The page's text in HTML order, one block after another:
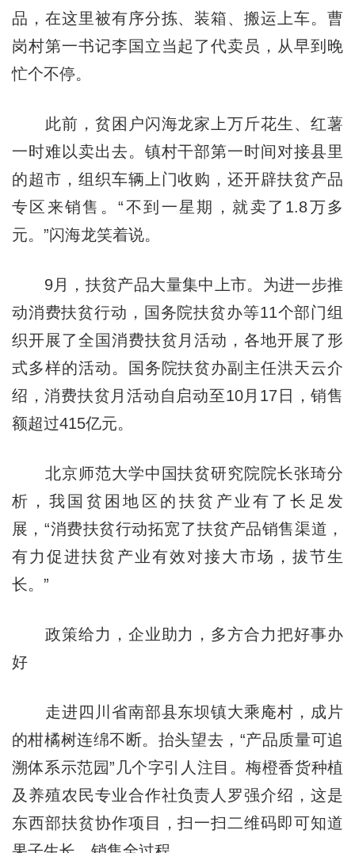
品，在这里被有序分拣、装箱、搬运上车。曹
岗村第一书记李国立当起了代卖员，从早到晚
忙个不停。
此前，贫困户闪海龙家上万斤花生、红薯
一时难以卖出去。镇村干部第一时间对接县里
的超市，组织车辆上门收购，还开辟扶贫产品
专区来销售。“不到一星期，就卖了1.8万多
元。”闪海龙笑着说。
9月，扶贫产品大量集中上市。为进一步推
动消费扶贫行动，国务院扶贫办等11个部门组
织开展了全国消费扶贫月活动，各地开展了形
式多样的活动。国务院扶贫办副主任洪天云介
绍，消费扶贫月活动自启动至10月17日，销售
额超过415亿元。
北京师范大学中国扶贫研究院院长张琦分
析，我国贫困地区的扶贫产业有了长足发
展，“消费扶贫行动拓宽了扶贫产品销售渠道，
有力促进扶贫产业有效对接大市场，拔节生
长。”
政策给力，企业助力，多方合力把好事办
好
走进四川省南部县东坝镇大乘庵村，成片
的柑橘树连绵不断。抬头望去，“产品质量可追
溯体系示范园”几个字引人注目。梅橙香货种植
及养殖农民专业合作社负责人罗强介绍，这是
东西部扶贫协作项目，扫一扫二维码即可知道